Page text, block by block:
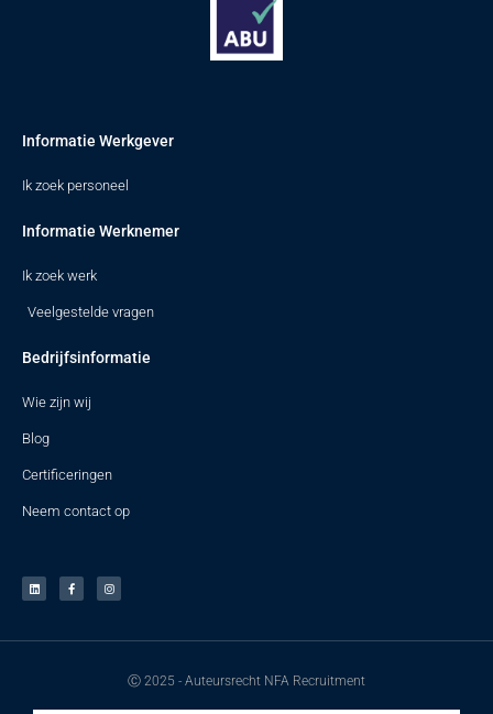
Informatie Werkgever
Ik zoek personeel
Informatie Werknemer
Ik zoek werk
Veelgestelde vragen
Bedrijfsinformatie
Wie zijn wij
Blog
Certificeringen
Neem contact op
Ⓒ 2025 - Auteursrecht NFA Recruitment